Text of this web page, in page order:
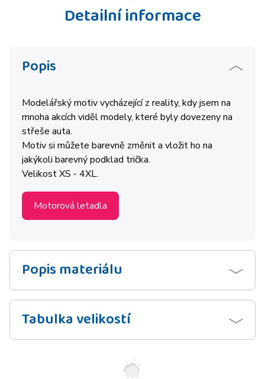
Detailní informace
Popis
Modelářský motiv vycházející z reality, kdy jsem na
mnoha akcích viděl modely, které byly dovezeny na
střeše auta.
Motiv si můžete barevně změnit a vložit ho na
jakýkoli barevný podklad trička.
Velikost XS - 4XL.
Motorová letadla
Popis materiálu
Tabulka velikostí